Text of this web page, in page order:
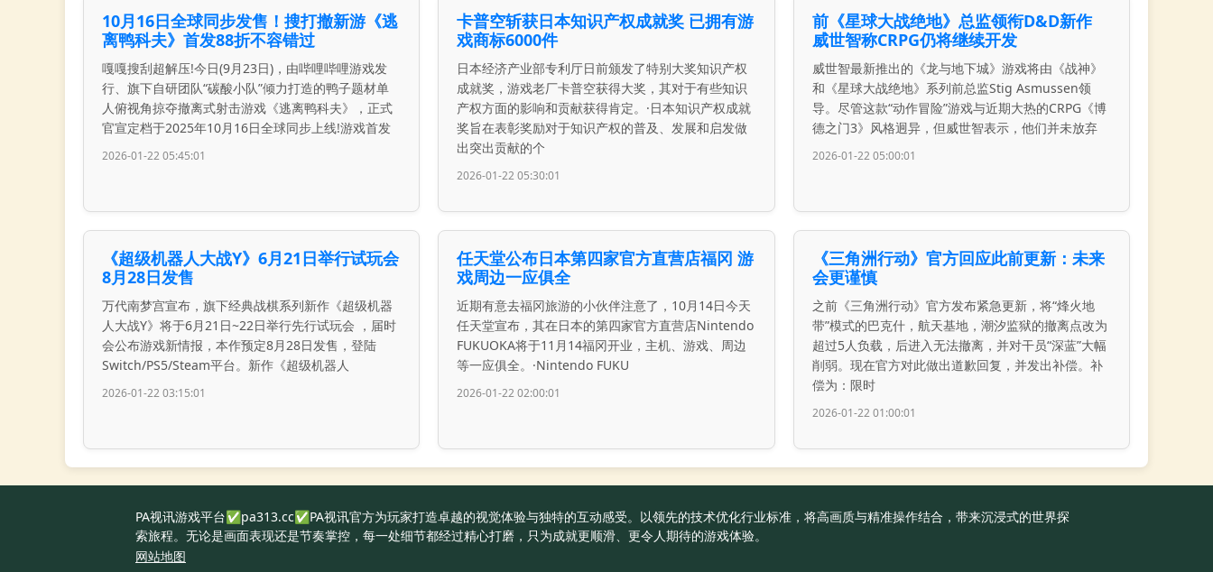
10月16日全球同步发售！搜打撤新游《逃
离鸭科夫》首发88折不容错过
嘎嘎搜刮超解压!今日(9月23日)，由哔哩哔哩游戏发
行、旗下自研团队“碳酸小队”倾力打造的鸭子题材单
人俯视角掠夺撤离式射击游戏《逃离鸭科夫》，正式
官宣定档于2025年10月16日全球同步上线!游戏首发
2026-01-22 05:45:01
卡普空斩获日本知识产权成就奖 已拥有游
戏商标6000件
日本经济产业部专利厅日前颁发了特别大奖知识产权
成就奖，游戏老厂卡普空获得大奖，其对于有些知识
产权方面的影响和贡献获得肯定。·日本知识产权成就
奖旨在表彰奖励对于知识产权的普及、发展和启发做
出突出贡献的个
2026-01-22 05:30:01
前《星球大战绝地》总监领衔D&D新作
威世智称CRPG仍将继续开发
威世智最新推出的《龙与地下城》游戏将由《战神》
和《星球大战绝地》系列前总监Stig Asmussen领
导。尽管这款“动作冒险”游戏与近期大热的CRPG《博
德之门3》风格迥异，但威世智表示，他们并未放弃
2026-01-22 05:00:01
《超级机器人大战Y》6月21日举行试玩会
8月28日发售
万代南梦宫宣布，旗下经典战棋系列新作《超级机器
人大战Y》将于6月21日~22日举行先行试玩会 ，届时
会公布游戏新情报，本作预定8月28日发售，登陆
Switch/PS5/Steam平台。新作《超级机器人
2026-01-22 03:15:01
任天堂公布日本第四家官方直营店福冈 游
戏周边一应俱全
近期有意去福冈旅游的小伙伴注意了，10月14日今天
任天堂宣布，其在日本的第四家官方直营店Nintendo
FUKUOKA将于11月14福冈开业，主机、游戏、周边
等一应俱全。·Nintendo FUKU
2026-01-22 02:00:01
《三角洲行动》官方回应此前更新：未来
会更谨慎
之前《三角洲行动》官方发布紧急更新，将“烽火地
带”模式的巴克什，航天基地，潮汐监狱的撤离点改为
超过5人负载，后进入无法撤离，并对干员“深蓝”大幅
削弱。现在官方对此做出道歉回复，并发出补偿。补
偿为：限时
2026-01-22 01:00:01
PA视讯游戏平台✅pa313.cc✅PA视讯官方为玩家打造卓越的视觉体验与独特的互动感受。以领先的技术优化行业标准，将高画质与精准操作结合，带来沉浸式的世界探
索旅程。无论是画面表现还是节奏掌控，每一处细节都经过精心打磨，只为成就更顺滑、更令人期待的游戏体验。
网站地图